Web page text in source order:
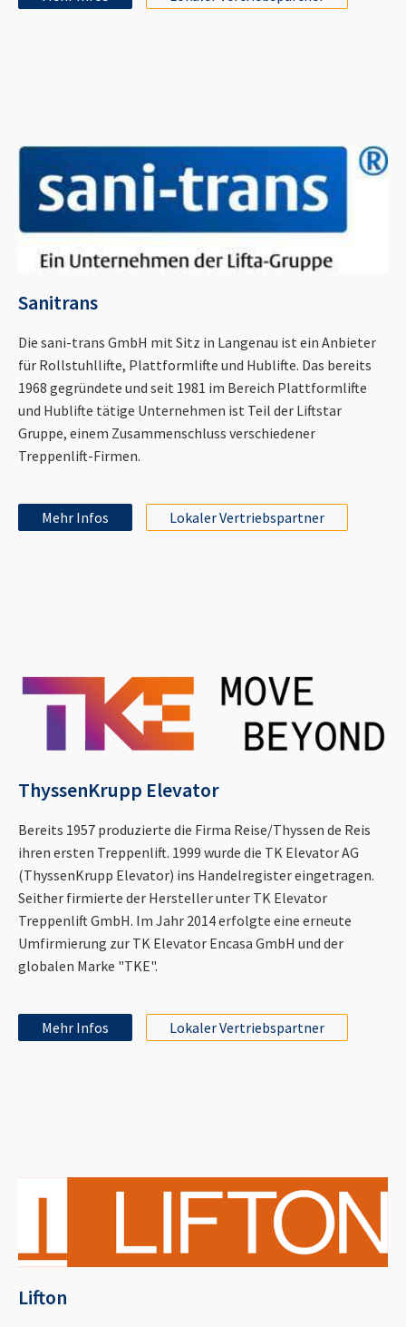
Sanitrans
Die sani-trans GmbH mit Sitz in Langenau ist ein Anbieter
für Rollstuhllifte, Plattformlifte und Hublifte. Das bereits
1968 gegründete und seit 1981 im Bereich Plattformlifte
und Hublifte tätige Unternehmen ist Teil der Liftstar
Gruppe, einem Zusammenschluss verschiedener
Treppenlift-Firmen.
Mehr Infos Lokaler Vertriebspartner
ThyssenKrupp Elevator
Bereits 1957 produzierte die Firma Reise/Thyssen de Reis
ihren ersten Treppenlift. 1999 wurde die TK Elevator AG
(ThyssenKrupp Elevator) ins Handelregister eingetragen.
Seither firmierte der Hersteller unter TK Elevator
Treppenlift GmbH. Im Jahr 2014 erfolgte eine erneute
Umfirmierung zur TK Elevator Encasa GmbH und der
globalen Marke "TKE".
Mehr Infos Lokaler Vertriebspartner
Lifton